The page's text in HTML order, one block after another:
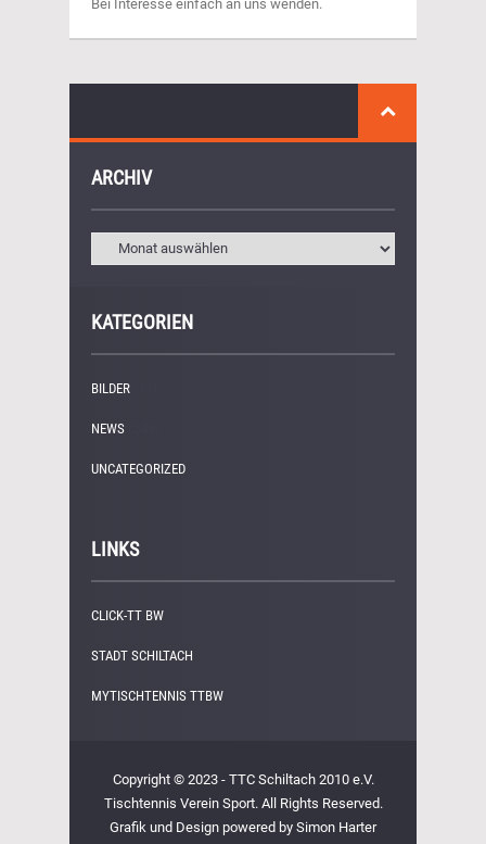
Bei Interesse einfach an uns wenden.
ARCHIV
KATEGORIEN
BILDER
NEWS
UNCATEGORIZED
LINKS
CLICK-TT BW
STADT SCHILTACH
MYTISCHTENNIS TTBW
Copyright © 2023 - TTC Schiltach 2010 e.V.
Tischtennis Verein Sport. All Rights Reserved.
Grafik und Design powered by Simon Harter